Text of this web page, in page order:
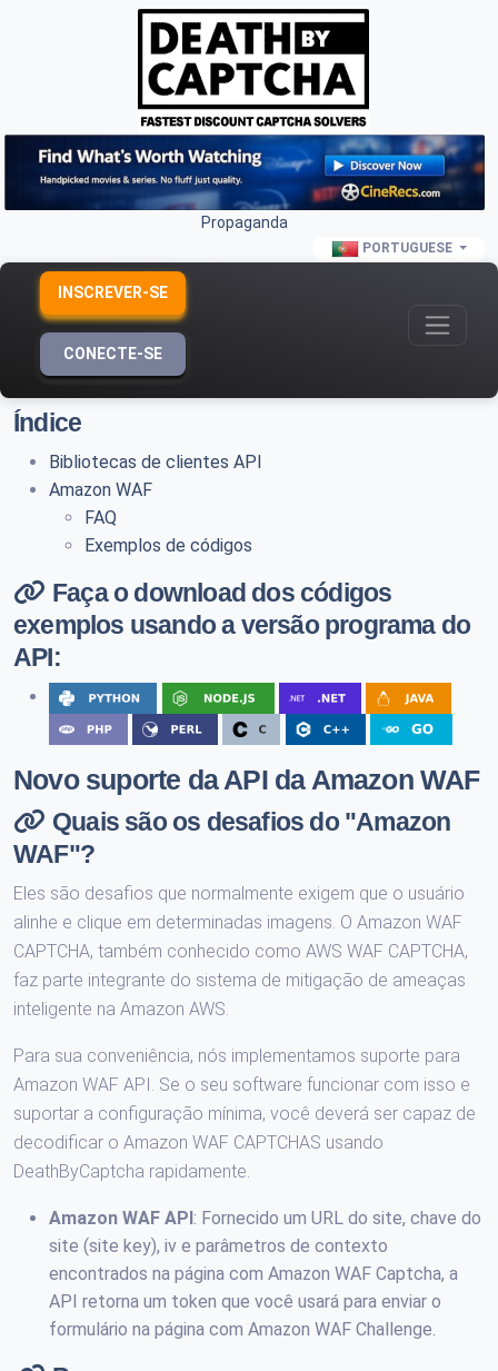
Propaganda
PORTUGUESE
INSCREVER-SE
CONECTE-SE
Índice
Bibliotecas de clientes API
Amazon WAF
FAQ
Exemplos de códigos
Faça o download dos códigos
exemplos usando a versão programa do
API:
Novo suporte da API da Amazon WAF
Quais são os desafios do "Amazon
WAF"?
Eles são desafios que normalmente exigem que o usuário
alinhe e clique em determinadas imagens. O Amazon WAF
CAPTCHA, também conhecido como AWS WAF CAPTCHA,
faz parte integrante do sistema de mitigação de ameaças
inteligente na Amazon AWS.
Para sua conveniência, nós implementamos suporte para
Amazon WAF API. Se o seu software funcionar com isso e
suportar a configuração mínima, você deverá ser capaz de
decodificar o Amazon WAF CAPTCHAS usando
DeathByCaptcha rapidamente.
Amazon WAF API: Fornecido um URL do site, chave do
site (site key), iv e parâmetros de contexto
encontrados na página com Amazon WAF Captcha, a
API retorna um token que você usará para enviar o
formulário na página com Amazon WAF Challenge.